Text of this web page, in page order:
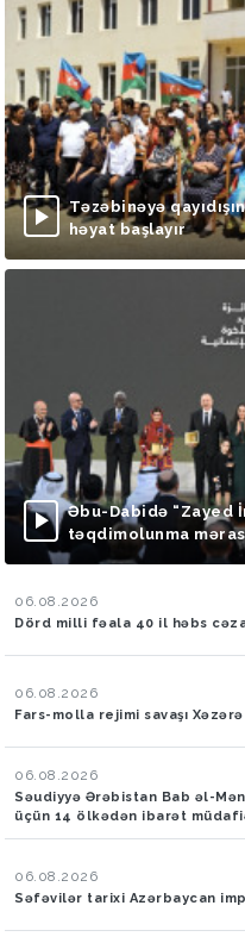
Təzəbinəyə
həyat başlayır
Əbu-Dabidə “Zayed
təqdimolunma
06.08.2026
Dörd milli fəala 40 il həbs
06.08.2026
Fars-molla rejimi savaşı
06.08.2026
Səudiyyə Ərəbistan Bab əl-
üçün 14 ölkədən ibarət
06.08.2026
Səfəvilər tarixi Azərbaycan